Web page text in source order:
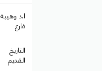
ا.د وهيبة
فارع
التاريخ
القديم